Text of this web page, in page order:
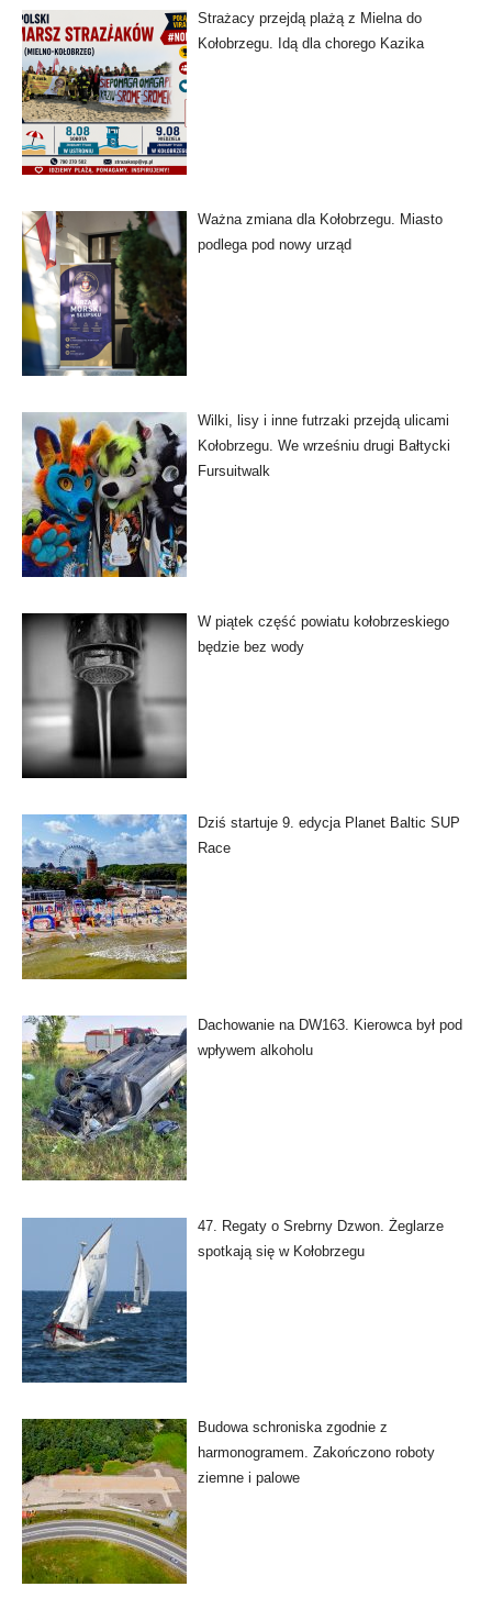
Strażacy przejdą plażą z Mielna do
Kołobrzegu. Idą dla chorego Kazika
Ważna zmiana dla Kołobrzegu. Miasto
podlega pod nowy urząd
Wilki, lisy i inne futrzaki przejdą ulicami
Kołobrzegu. We wrześniu drugi Bałtycki
Fursuitwalk
W piątek część powiatu kołobrzeskiego
będzie bez wody
Dziś startuje 9. edycja Planet Baltic SUP
Race
Dachowanie na DW163. Kierowca był pod
wpływem alkoholu
47. Regaty o Srebrny Dzwon. Żeglarze
spotkają się w Kołobrzegu
Budowa schroniska zgodnie z
harmonogramem. Zakończono roboty
ziemne i palowe